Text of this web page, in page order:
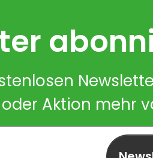
Aktion mehr